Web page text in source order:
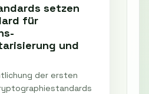
setzen
für
und
der ersten